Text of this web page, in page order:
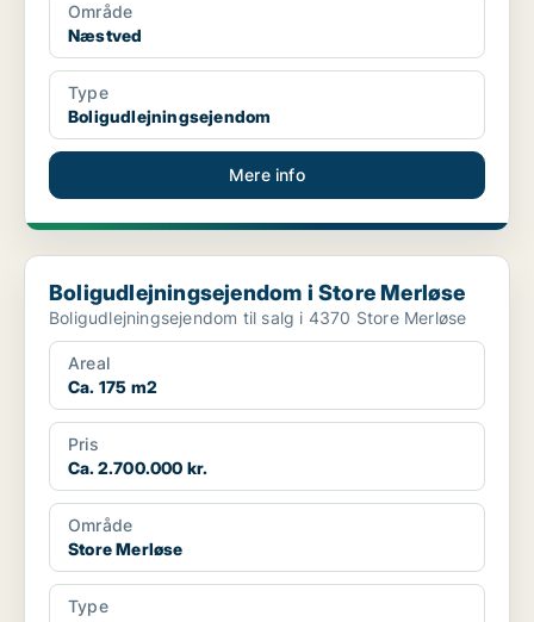
Område
Næstved
Type
Boligudlejningsejendom
Mere info
Boligudlejningsejendom i Store Merløse
Boligudlejningsejendom i Store Merløse
Boligudlejningsejendom til salg i 4370 Store Merløse
Areal
Ca. 175 m2
Pris
Ca. 2.700.000 kr.
Område
Store Merløse
Type